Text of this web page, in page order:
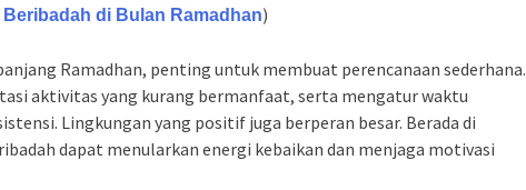
di Bulan Ramadhan)
Ramadhan, penting untuk membuat perencanaan sederhana.
aktivitas yang kurang bermanfaat, serta mengatur waktu
Lingkungan yang positif juga berperan besar. Berada di
dapat menularkan energi kebaikan dan menjaga motivasi